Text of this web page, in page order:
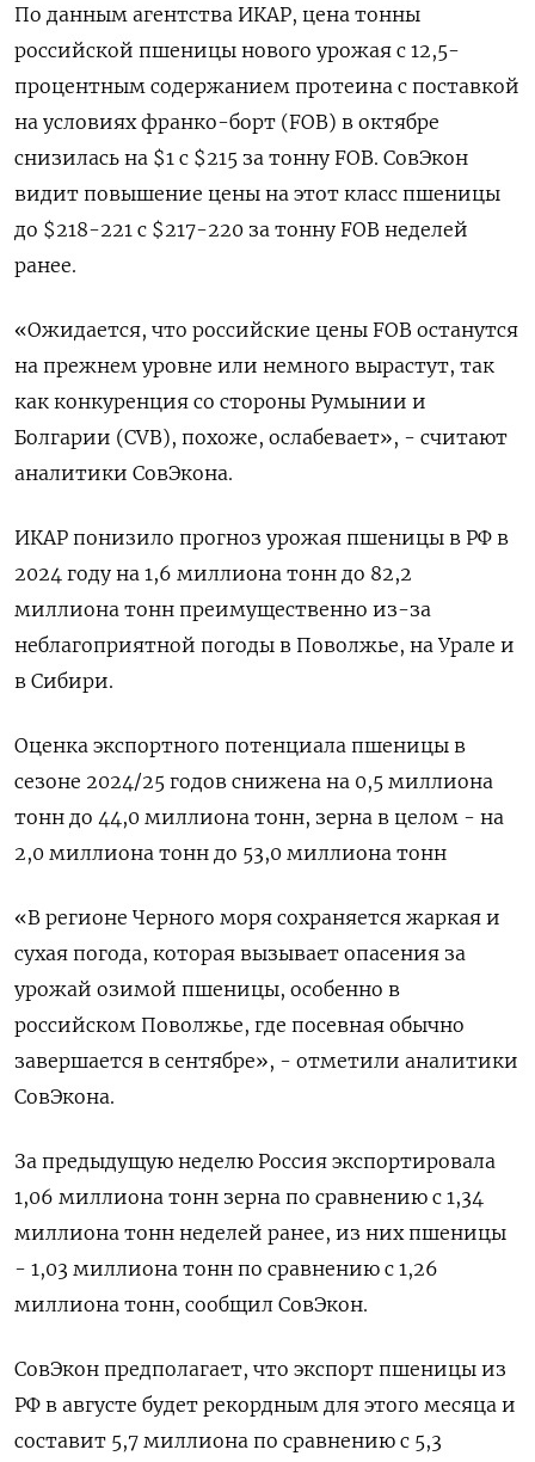
По данным агентства ИКАР, цена тонны
российской пшеницы нового урожая с 12,5-
процентным содержанием протеина с поставкой
на условиях франко-борт (FOB) в октябре
снизилась на $1 с $215 за тонну FOB. СовЭкон
видит повышение цены на этот класс пшеницы
до $218-221 с $217-220 за тонну FOB неделей
ранее.
«Ожидается, что российские цены FOB останутся
на прежнем уровне или немного вырастут, так
как конкуренция со стороны Румынии и
Болгарии (CVB), похоже, ослабевает», - считают
аналитики СовЭкона.
ИКАР понизило прогноз урожая пшеницы в РФ в
2024 году на 1,6 миллиона тонн до 82,2
миллиона тонн преимущественно из-за
неблагоприятной погоды в Поволжье, на Урале и
в Сибири.
Оценка экспортного потенциала пшеницы в
сезоне 2024/25 годов снижена на 0,5 миллиона
тонн до 44,0 миллиона тонн, зерна в целом - на
2,0 миллиона тонн до 53,0 миллиона тонн
«В регионе Черного моря сохраняется жаркая и
сухая погода, которая вызывает опасения за
урожай озимой пшеницы, особенно в
российском Поволжье, где посевная обычно
завершается в сентябре», - отметили аналитики
СовЭкона.
За предыдущую неделю Россия экспортировала
1,06 миллиона тонн зерна по сравнению с 1,34
миллиона тонн неделей ранее, из них пшеницы
- 1,03 миллиона тонн по сравнению с 1,26
миллиона тонн, сообщил СовЭкон.
СовЭкон предполагает, что экспорт пшеницы из
РФ в августе будет рекордным для этого месяца и
составит 5,7 миллиона по сравнению с 5,3